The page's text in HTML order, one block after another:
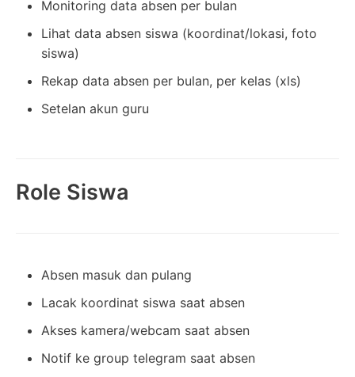
Monitoring data absen per bulan
Lihat data absen siswa (koordinat/lokasi, foto
siswa)
Rekap data absen per bulan, per kelas (xls)
Setelan akun guru
Role Siswa
Absen masuk dan pulang
Lacak koordinat siswa saat absen
Akses kamera/webcam saat absen
Notif ke group telegram saat absen